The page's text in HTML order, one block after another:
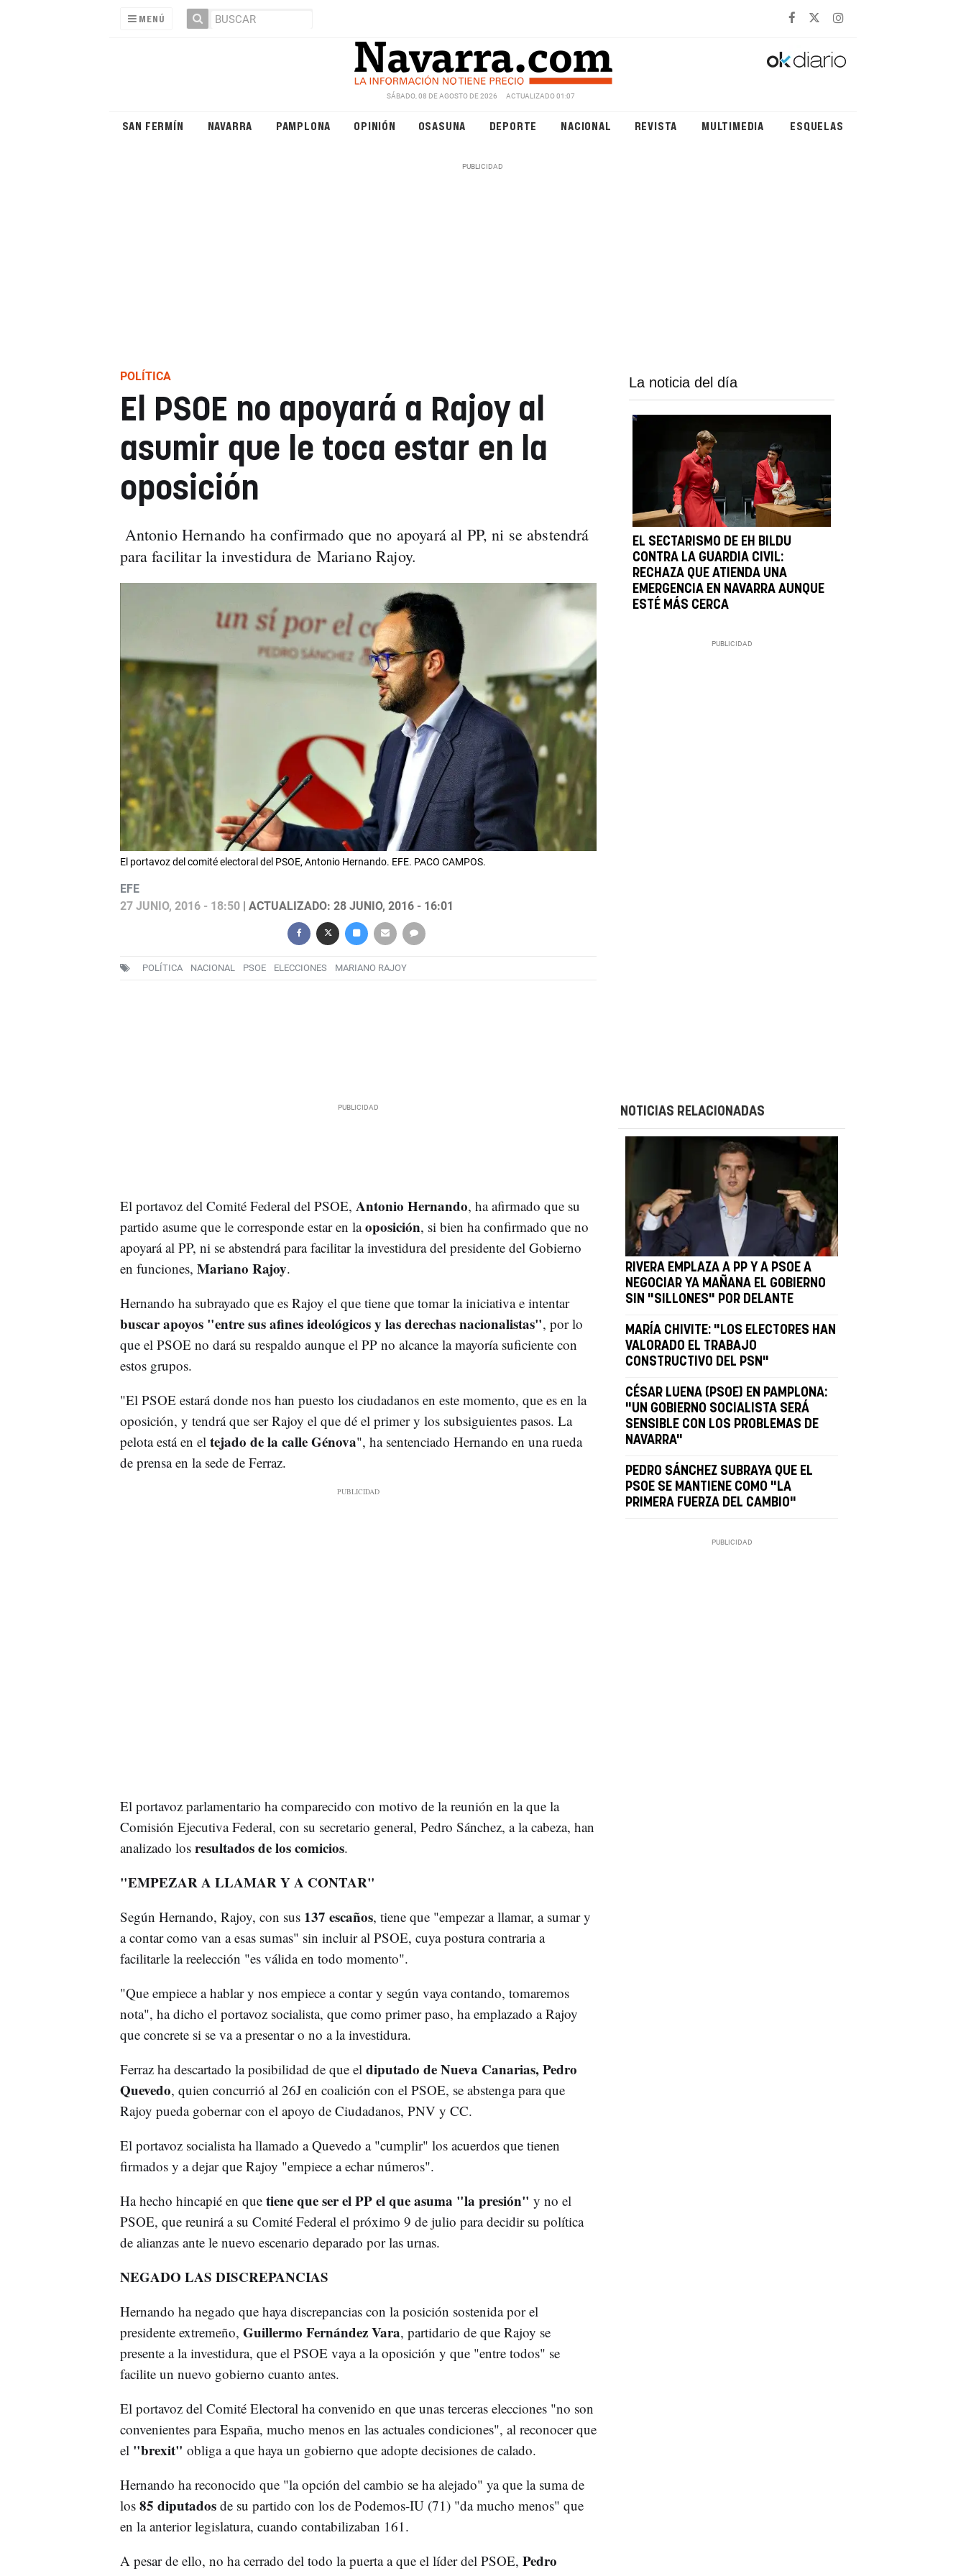
MENÚ
SÁBADO, 08 DE AGOSTO DE 2026 ACTUALIZADO 01:07
SAN FERMÍN NAVARRA PAMPLONA OPINIÓN OSASUNA DEPORTE NACIONAL REVISTA MULTIMEDIA ESQUELAS
POLÍTICA
El PSOE no apoyará a Rajoy al
asumir que le toca estar en la
oposición
Antonio Hernando ha confirmado que no apoyará al PP, ni se abstendrá
para facilitar la investidura de Mariano Rajoy.
El portavoz del comité electoral del PSOE, Antonio Hernando. EFE. PACO CAMPOS.
EFE
27 JUNIO, 2016 - 18:50| ACTUALIZADO: 28 JUNIO, 2016 - 16:01
POLÍTICA NACIONAL PSOE ELECCIONES MARIANO RAJOY
La noticia del día
EL SECTARISMO DE EH BILDU
CONTRA LA GUARDIA CIVIL:
RECHAZA QUE ATIENDA UNA
EMERGENCIA EN NAVARRA AUNQUE
ESTÉ MÁS CERCA
El portavoz del Comité Federal del PSOE, Antonio Hernando, ha afirmado que su
partido asume que le corresponde estar en laoposición, si bien ha confirmado que no
apoyará al PP, ni se abstendrá para facilitar la investidura del presidente del Gobierno
en funciones, Mariano Rajoy.
Hernando ha subrayado que es Rajoy el que tiene que tomar la iniciativa e intentar
buscar apoyos "entre sus afines ideológicos y las derechas nacionalistas", por lo
que el PSOE no dará su respaldo aunque el PP no alcance la mayoría suficiente con
estos grupos.
"El PSOE estará donde nos han puesto los ciudadanos en este momento, que es en la
oposición, y tendrá que ser Rajoy el que dé el primer y los subsiguientes pasos. La
pelota está en eltejado de la calle Génova", ha sentenciado Hernando en una rueda
de prensa en la sede de Ferraz.
El portavoz parlamentario ha comparecido con motivo de la reunión en la que la
Comisión Ejecutiva Federal, con su secretario general, Pedro Sánchez, a la cabeza, han
analizado los resultados de los comicios.
"EMPEZAR A LLAMAR Y A CONTAR"
Según Hernando, Rajoy, con sus 137 escaños, tiene que "empezar a llamar, a sumar y
a contar como van a esas sumas" sin incluir al PSOE, cuya postura contraria a
facilitarle la reelección "es válida en todo momento".
"Que empiece a hablar y nos empiece a contar y según vaya contando, tomaremos
nota", ha dicho el portavoz socialista, que como primer paso, ha emplazado a Rajoy
que concrete si se va a presentar o no a la investidura.
Ferraz ha descartado la posibilidad de que eldiputado de Nueva Canarias, Pedro
Quevedo, quien concurrió al 26J en coalición con el PSOE, se abstenga para que
Rajoy pueda gobernar con el apoyo de Ciudadanos, PNV y CC.
El portavoz socialista ha llamado a Quevedo a "cumplir" los acuerdos que tienen
firmados y a dejar que Rajoy "empiece a echar números".
Ha hecho hincapié en quetiene que ser el PP el que asuma "la presión" y no el
PSOE, que reunirá a su Comité Federal el próximo 9 de julio para decidir su política
de alianzas ante le nuevo escenario deparado por las urnas.
NEGADO LAS DISCREPANCIAS
Hernando ha negado que haya discrepancias con la posición sostenida por el
presidente extremeño, Guillermo Fernández Vara, partidario de que Rajoy se
presente a la investidura, que el PSOE vaya a la oposición y que "entre todos" se
facilite un nuevo gobierno cuanto antes.
El portavoz del Comité Electoral ha convenido en que unas terceras elecciones "no son
convenientes para España, mucho menos en las actuales condiciones", al reconocer que
el"brexit" obliga a que haya un gobierno que adopte decisiones de calado.
Hernando ha reconocido que "la opción del cambio se ha alejado" ya que la suma de
los 85 diputadosde su partido con los de Podemos-IU (71) "da mucho menos" que
en la anterior legislatura, cuando contabilizaban 161.
A pesar de ello, no ha cerrado del todo la puerta a que el líder del PSOE, Pedro
NOTICIAS RELACIONADAS
RIVERA EMPLAZA A PP Y A PSOE A
NEGOCIAR YA MAÑANA EL GOBIERNO
SIN "SILLONES" POR DELANTE
MARÍA CHIVITE: "LOS ELECTORES HAN
VALORADO EL TRABAJO
CONSTRUCTIVO DEL PSN"
CÉSAR LUENA (PSOE) EN PAMPLONA:
"UN GOBIERNO SOCIALISTA SERÁ
SENSIBLE CON LOS PROBLEMAS DE
NAVARRA"
PEDRO SÁNCHEZ SUBRAYA QUE EL
PSOE SE MANTIENE COMO "LA
PRIMERA FUERZA DEL CAMBIO"